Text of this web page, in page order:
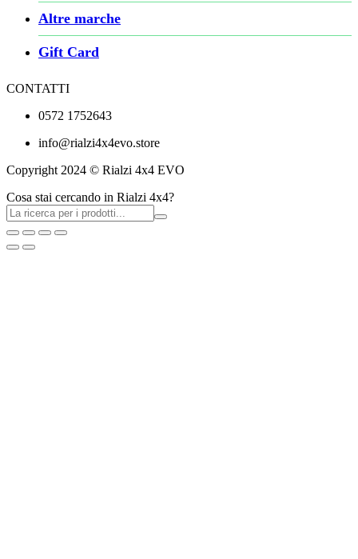
Altre marche
Gift Card
CONTATTI
0572 1752643
info@rialzi4x4evo.store
Copyright 2024 © Rialzi 4x4 EVO
Cosa stai cercando in Rialzi 4x4?